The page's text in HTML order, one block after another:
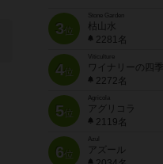
3位
Stone Garden
枯山水
2281名
4位
Viticulture
ワイナリーの四季
2272名
5位
Agricola
アグリコラ
2119名
6位
Azul
アズール